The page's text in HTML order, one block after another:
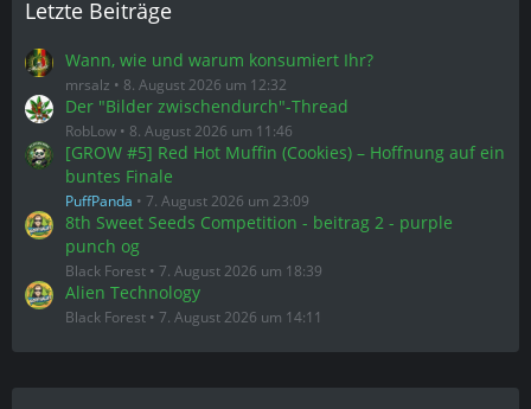
Letzte Beiträge
Wann, wie und warum konsumiert Ihr?
mrsalz 8. August 2026 um 12:32
Der "Bilder zwischendurch"-Thread
RobLow 8. August 2026 um 11:46
[GROW #5] Red Hot Muffin (Cookies) – Hoffnung auf ein
buntes Finale
PuffPanda 7. August 2026 um 23:09
8th Sweet Seeds Competition - beitrag 2 - purple
punch og
Black Forest 7. August 2026 um 18:39
Alien Technology
Black Forest 7. August 2026 um 14:11